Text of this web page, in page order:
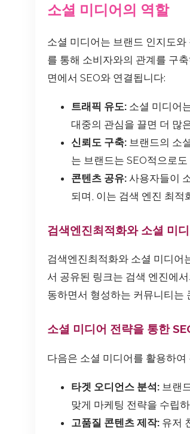
소셜 미디어의 역할
소셜 미디어는 브랜드 인지도
를 통해 소비자와의 관계를 구
면에서 SEO와 연결됩니다:
트래픽 유도: 소셜 미디어
대중의 관심을 끌면 더 많
신뢰도 구축: 브랜드의 소
는 브랜드는 SEO적으로
콘텐츠 공유: 사용자들이
되며, 이는 검색 엔진 최적
검색엔진최적화와 소셜 미
검색엔진최적화와 소셜 미디어
서 공유된 링크는 검색 엔진에
동하면서 형성하는 커뮤니티는
소셜 미디어 전략을 통한
다음은 소셜 미디어를 활용하
타겟 오디언스 분석: 브랜
맞게 마케팅 전략을 수립
고품질 콘텐츠 제작: 유저